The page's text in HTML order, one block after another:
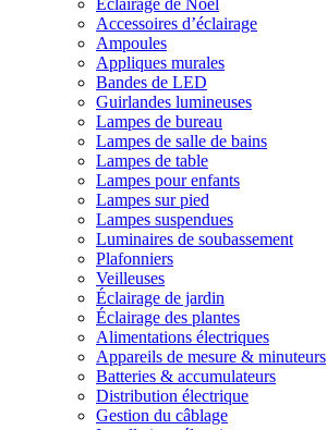
Éclairage de Noël
Accessoires d’éclairage
Ampoules
Appliques murales
Bandes de LED
Guirlandes lumineuses
Lampes de bureau
Lampes de salle de bains
Lampes de table
Lampes pour enfants
Lampes sur pied
Lampes suspendues
Luminaires de soubassement
Plafonniers
Veilleuses
Éclairage de jardin
Éclairage des plantes
Alimentations électriques
Appareils de mesure & minuteurs
Batteries & accumulateurs
Distribution électrique
Gestion du câblage